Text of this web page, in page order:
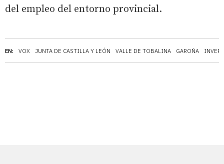
EN: VOX JUNTA DE CASTILLA Y LEÓN VALLE DE TOBALINA GAROÑA
del empleo del entorno provincial.